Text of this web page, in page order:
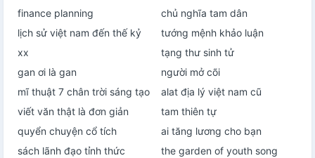
finance planning
chủ nghĩa tam dân
lịch sử việt nam đến thế kỷ
xx
tướng mệnh khảo luận
tạng thư sinh tử
gan ơi là gan
người mở cõi
mĩ thuật 7 chân trời sáng tạo
alat địa lý việt nam cũ
viết văn thật là đơn giản
tam thiên tự
quyển chuyện cổ tích
ai tăng lương cho bạn
sách lãnh đạo tỉnh thức
the garden of youth song